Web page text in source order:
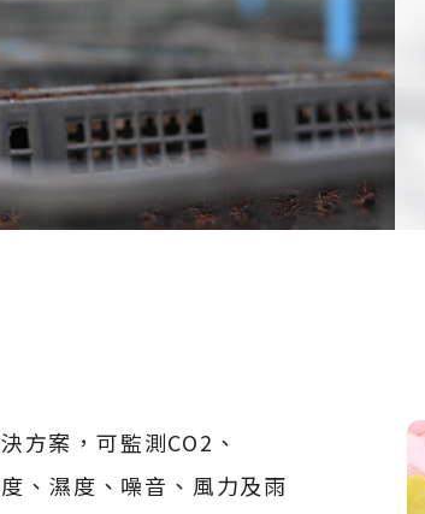
方案，可監測CO2、
、濕度、噪音、風力及雨